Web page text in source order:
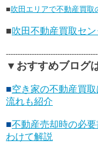
■吹田エリアで不動産買取
■吹田不動産買取セ
▼おすすめブログ
■空き家の不動産買
流れも紹介
■不動産売却時の必
わけて解説